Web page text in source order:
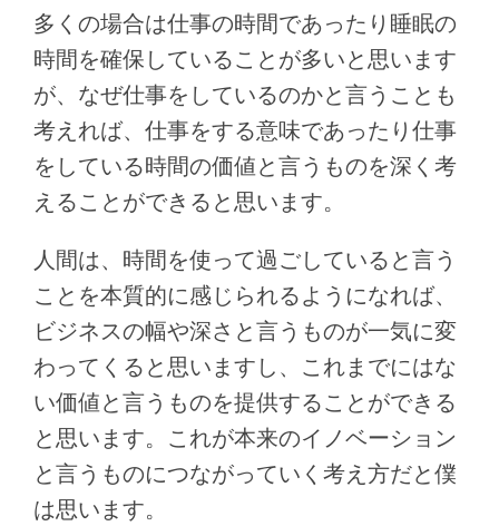
多くの場合は仕事の時間であったり睡眠の
時間を確保していることが多いと思います
が、なぜ仕事をしているのかと言うことも
考えれば、仕事をする意味であったり仕事
をしている時間の価値と言うものを深く考
えることができると思います。
人間は、時間を使って過ごしていると言う
ことを本質的に感じられるようになれば、
ビジネスの幅や深さと言うものが一気に変
わってくると思いますし、これまでにはな
い価値と言うものを提供することができる
と思います。これが本来のイノベーション
と言うものにつながっていく考え方だと僕
は思います。